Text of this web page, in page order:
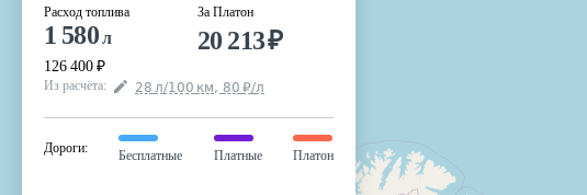
Расход топлива
1 580л
126 400 ₽
За Платон
20 213₽
Из расчёта: 28 л/100 км, 80 ₽/л
Дороги:
Бесплатные Платные Платон